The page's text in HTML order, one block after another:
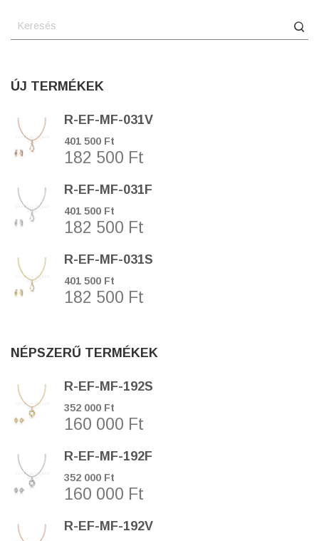
ÚJ TERMÉKEK
R-EF-MF-031V
401 500 Ft
182 500 Ft
R-EF-MF-031F
401 500 Ft
182 500 Ft
R-EF-MF-031S
401 500 Ft
182 500 Ft
NÉPSZERŰ TERMÉKEK
R-EF-MF-192S
352 000 Ft
160 000 Ft
R-EF-MF-192F
352 000 Ft
160 000 Ft
R-EF-MF-192V